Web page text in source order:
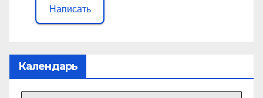
Написать
Календарь